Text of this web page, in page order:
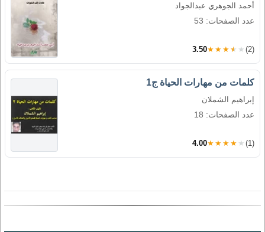
أحمد الجوهري عبدالجواد
عدد الصفحات: 53
3.50★★★★★ (2)
كلمات من مهارات الحياة ج1
إبراهيم الشملان
عدد الصفحات: 18
4.00★★★★★ (1)